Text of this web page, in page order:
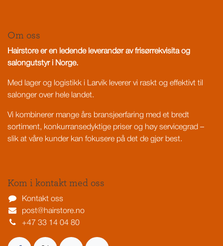
Om oss
Hairstore er en ledende leverandør av frisørrekvisita og
salongutstyr i Norge.
Med lager og logistikk i Larvik leverer vi raskt og effektivt til
salonger over hele landet.
Vi kombinerer mange års bransjeerfaring med et bredt
sortiment, konkurransedyktige priser og høy servicegrad –
slik at våre kunder kan fokusere på det de gjør best.
Kom i kontakt med oss
Kontakt oss
post@hairstore.no
+47 33 14 04 80